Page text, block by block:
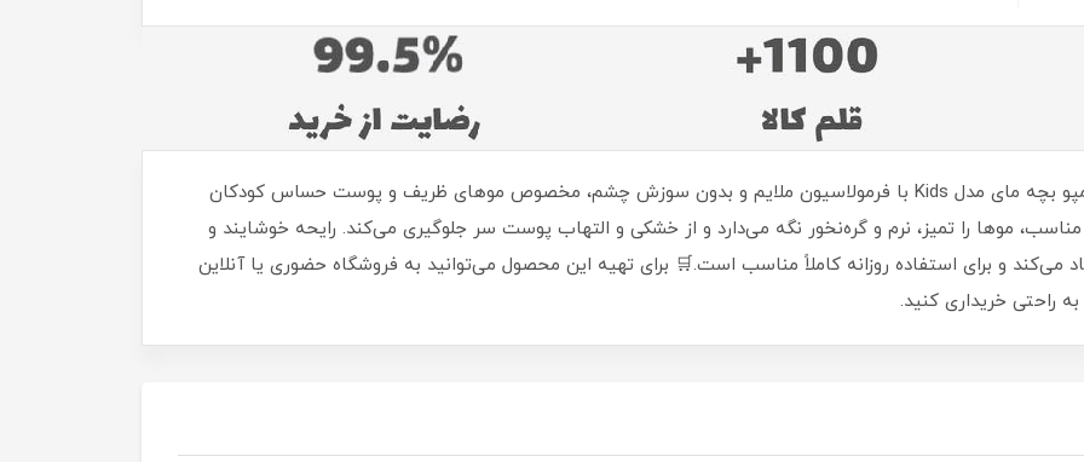
شامپو بچه مای مدل Kids حجم 200 میلی‌لیترشامپو بچه مای مدل Kids با فرمولاسیون ملایم و بدون سوزش چشم، مخصوص موهای ظریف و پوست حساس کودکان
موها را تمیز، نرم و گره‌نخور نگه می‌دارد و از خشکی و التهاب پوست سر جلوگیری می‌کند. رایحه خوشایند و
می‌کند و برای استفاده روزانه کاملاً مناسب است.🛒 برای تهیه این محصول می‌توانید به فروشگاه حضوری یا آنلاین
به راحتی خریداری کنید.